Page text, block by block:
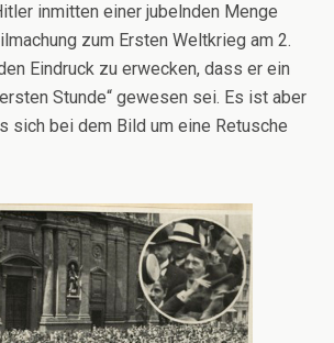
inmitten einer jubelnden Menge
zum Ersten Weltkrieg am 2.
Eindruck zu erwecken, dass er ein
Stunde“ gewesen sei. Es ist aber
sich bei dem Bild um eine Retusche